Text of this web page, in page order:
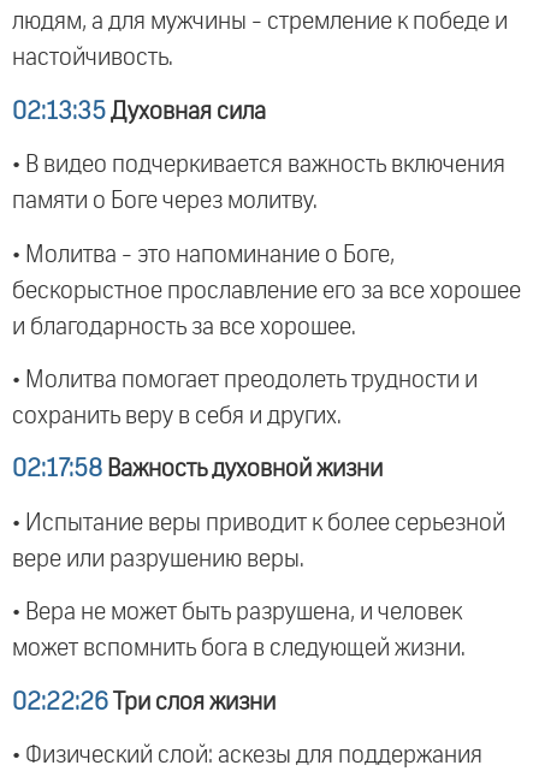
людям, а для мужчины - стремление к победе и
настойчивость.
02:13:35 Духовная сила
• В видео подчеркивается важность включения
памяти о Боге через молитву.
• Молитва - это напоминание о Боге,
бескорыстное прославление его за все хорошее
и благодарность за все хорошее.
• Молитва помогает преодолеть трудности и
сохранить веру в себя и других.
02:17:58 Важность духовной жизни
• Испытание веры приводит к более серьезной
вере или разрушению веры.
• Вера не может быть разрушена, и человек
может вспомнить бога в следующей жизни.
02:22:26 Три слоя жизни
• Физический слой: аскезы для поддержания